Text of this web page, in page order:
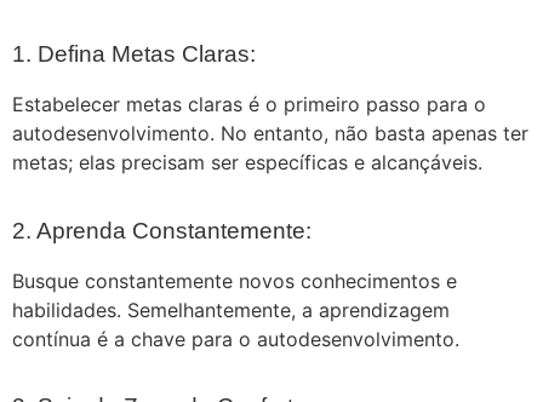
1. Defina Metas Claras:
Estabelecer metas claras é o primeiro passo para o
autodesenvolvimento. No entanto, não basta apenas ter
metas; elas precisam ser específicas e alcançáveis.
2. Aprenda Constantemente:
Busque constantemente novos conhecimentos e
habilidades. Semelhantemente, a aprendizagem
contínua é a chave para o autodesenvolvimento.